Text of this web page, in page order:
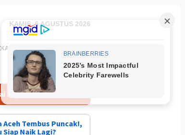
KAMIS, 6 AGUSTUS 2026
FOTO
Gunakan Tiga Unit Helikopter Wapres RI
Aceh Tembus Puncak!,
Naik Lagi?